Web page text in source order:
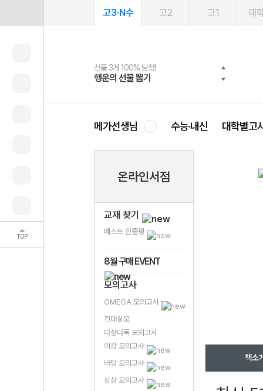
TOP
고3·N수 고2 고1 대
선물 3개 100% 당첨!
행운의 선물 뽑기
선물 100% 증정!
메가스터디 X 올리브
여름방학 스터디 캐시백
메가런 썸머스쿨
2027 러셀 단과
강사 공개선발
스마트러닝앱
설문 EVENT
메가패스
3일 무료 체험권
메가패스 수강생 무료혜택!
메가클럽 멤버십
사회공헌 캠페인
희망이룸 메가나눔
메가선생님 수능·내신 대학별고
온라인서점
교재 찾기
베스트 한줄평
8월 구매 EVENT
모의고사
OMEGA 모의고사
전대실모
다상다독 모의고사
이감 모의고사
바탕 모의고사
상상 모의고사
책소